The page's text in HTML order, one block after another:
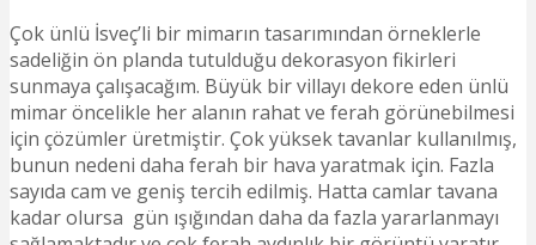
Çok ünlü İsveç’li bir mimarın tasarımından örneklerle
sadeliğin ön planda tutulduğu dekorasyon fikirleri
sunmaya çalışacağım. Büyük bir villayı dekore eden ünlü
mimar öncelikle her alanın rahat ve ferah görünebilmesi
için çözümler üretmiştir. Çok yüksek tavanlar kullanılmış,
bunun nedeni daha ferah bir hava yaratmak için. Fazla
sayıda cam ve geniş tercih edilmiş. Hatta camlar tavana
kadar olursa gün ışığından daha da fazla yararlanmayı